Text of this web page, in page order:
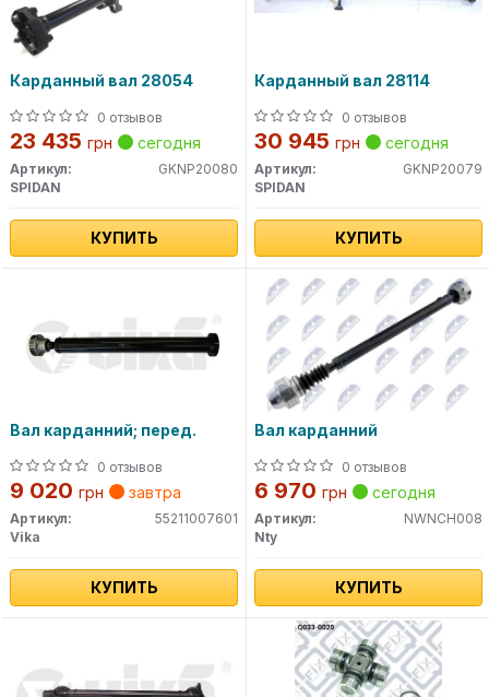
Карданный вал 28054
0 отзывов
23 435 грн сегодня
Артикул:
GKNP20080
SPIDAN
КУПИТЬ
Карданный вал 28114
0 отзывов
30 945 грн сегодня
Артикул:
GKNP20079
SPIDAN
КУПИТЬ
Вал карданний; перед.
0 отзывов
9 020 грн завтра
Артикул:
55211007601
Vika
КУПИТЬ
Вал карданний
0 отзывов
6 970 грн сегодня
Артикул:
NWNCH008
Nty
КУПИТЬ